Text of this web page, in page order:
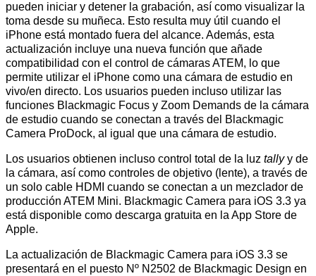
pueden iniciar y detener la grabación, así como visualizar la
toma desde su muñeca. Esto resulta muy útil cuando el
iPhone está montado fuera del alcance. Además, esta
actualización incluye una nueva función que añade
compatibilidad con el control de cámaras ATEM, lo que
permite utilizar el iPhone como una cámara de estudio en
vivo/en directo. Los usuarios pueden incluso utilizar las
funciones Blackmagic Focus y Zoom Demands de la cámara
de estudio cuando se conectan a través del Blackmagic
Camera ProDock, al igual que una cámara de estudio.
Los usuarios obtienen incluso control total de la luz tallyy de
la cámara, así como controles de objetivo (lente), a través de
un solo cable HDMI cuando se conectan a un mezclador de
producción ATEM Mini. Blackmagic Camera para iOS 3.3 ya
está disponible como descarga gratuita en la App Store de
Apple.
La actualización de Blackmagic Camera para iOS 3.3 se
presentará en el puesto Nº N2502 de Blackmagic Design en